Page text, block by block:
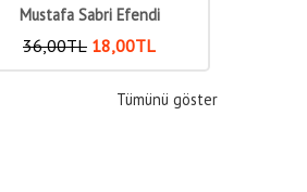
Mustafa Sabri Efendi
300,00TL 135,00TL
Tümünü göster